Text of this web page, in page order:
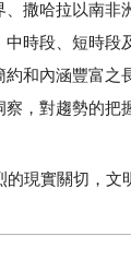
撒哈拉以南
時段、短時
和內涵豐富之
，對趨勢的把
現實關切，文